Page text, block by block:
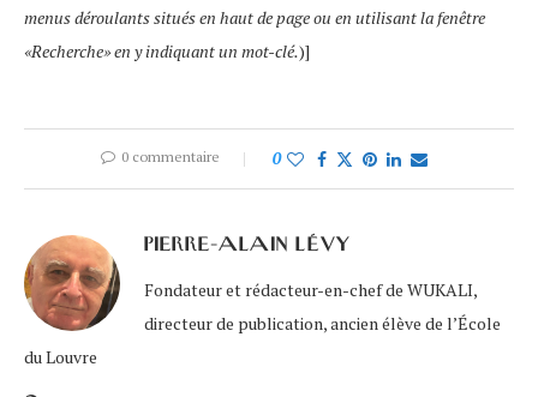
menus déroulants situés en haut de page ou en utilisant la fenêtre
«Recherche» en y indiquant un mot-clé.)]
0 commentaire 0
PIERRE-ALAIN LÉVY
Fondateur et rédacteur-en-chef de WUKALI,
directeur de publication, ancien élève de l’École
du Louvre